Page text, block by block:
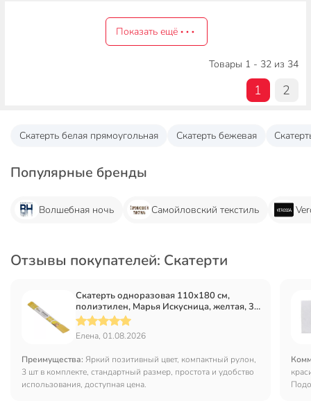
Показать ещё
Товары 1 - 32 из 34
1 2
Скатерть белая прямоугольная Скатерть бежевая
Популярные бренды
Волшебная ночь Самойловский текстиль
Отзывы покупателей: Скатерти
Скатерть одноразовая 110х180 см,
полиэтилен, Марья Искусница, желтая, 3
шт, рулон, 2168
Елена, 01.08.2026
Преимущества: Яркий позитивный цвет, компактный рулон,
3 шт в комплекте, стандартный размер, простота и удобство
использования, доступная цена.